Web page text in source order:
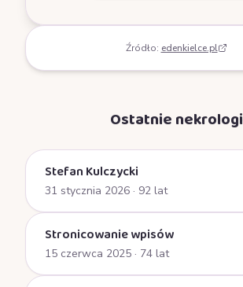
Źródło: edenkielce.pl
Ostatnie nekrologi
Stefan Kulczycki
31 stycznia 2026 · 92 lat
Stronicowanie wpisów
15 czerwca 2025 · 74 lat